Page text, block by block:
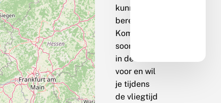
kunnen
berekenen.
Komt de
soort bij jou
in de buurt
voor en wil
je tijdens
de vliegtijd